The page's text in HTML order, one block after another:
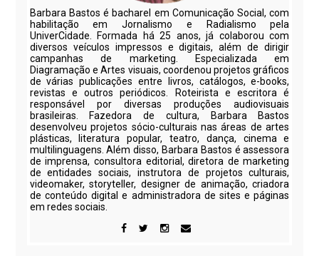
Barbara Bastos é bacharel em Comunicação Social, com
habilitação em Jornalismo e Radialismo pela
UniverCidade. Formada há 25 anos, já colaborou com
diversos veículos impressos e digitais, além de dirigir
campanhas de marketing. Especializada em
Diagramação e Artes visuais, coordenou projetos gráficos
de várias publicações entre livros, catálogos, e-books,
revistas e outros periódicos. Roteirista e escritora é
responsável por diversas produções audiovisuais
brasileiras. Fazedora de cultura, Barbara Bastos
desenvolveu projetos sócio-culturais nas áreas de artes
plásticas, literatura popular, teatro, dança, cinema e
multilinguagens. Além disso, Barbara Bastos é assessora
de imprensa, consultora editorial, diretora de marketing
de entidades sociais, instrutora de projetos culturais,
videomaker, storyteller, designer de animação, criadora
de conteúdo digital e administradora de sites e páginas
em redes sociais.